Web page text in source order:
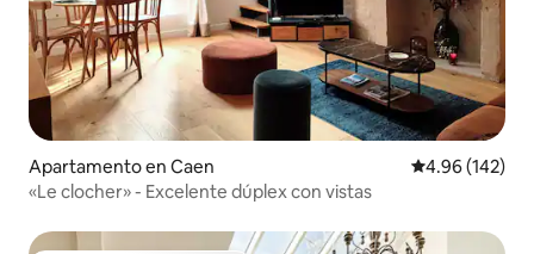
Apartamento en Caen Calificación
4.96 (142)
«Le clocher» - Excelente dúplex con vistas